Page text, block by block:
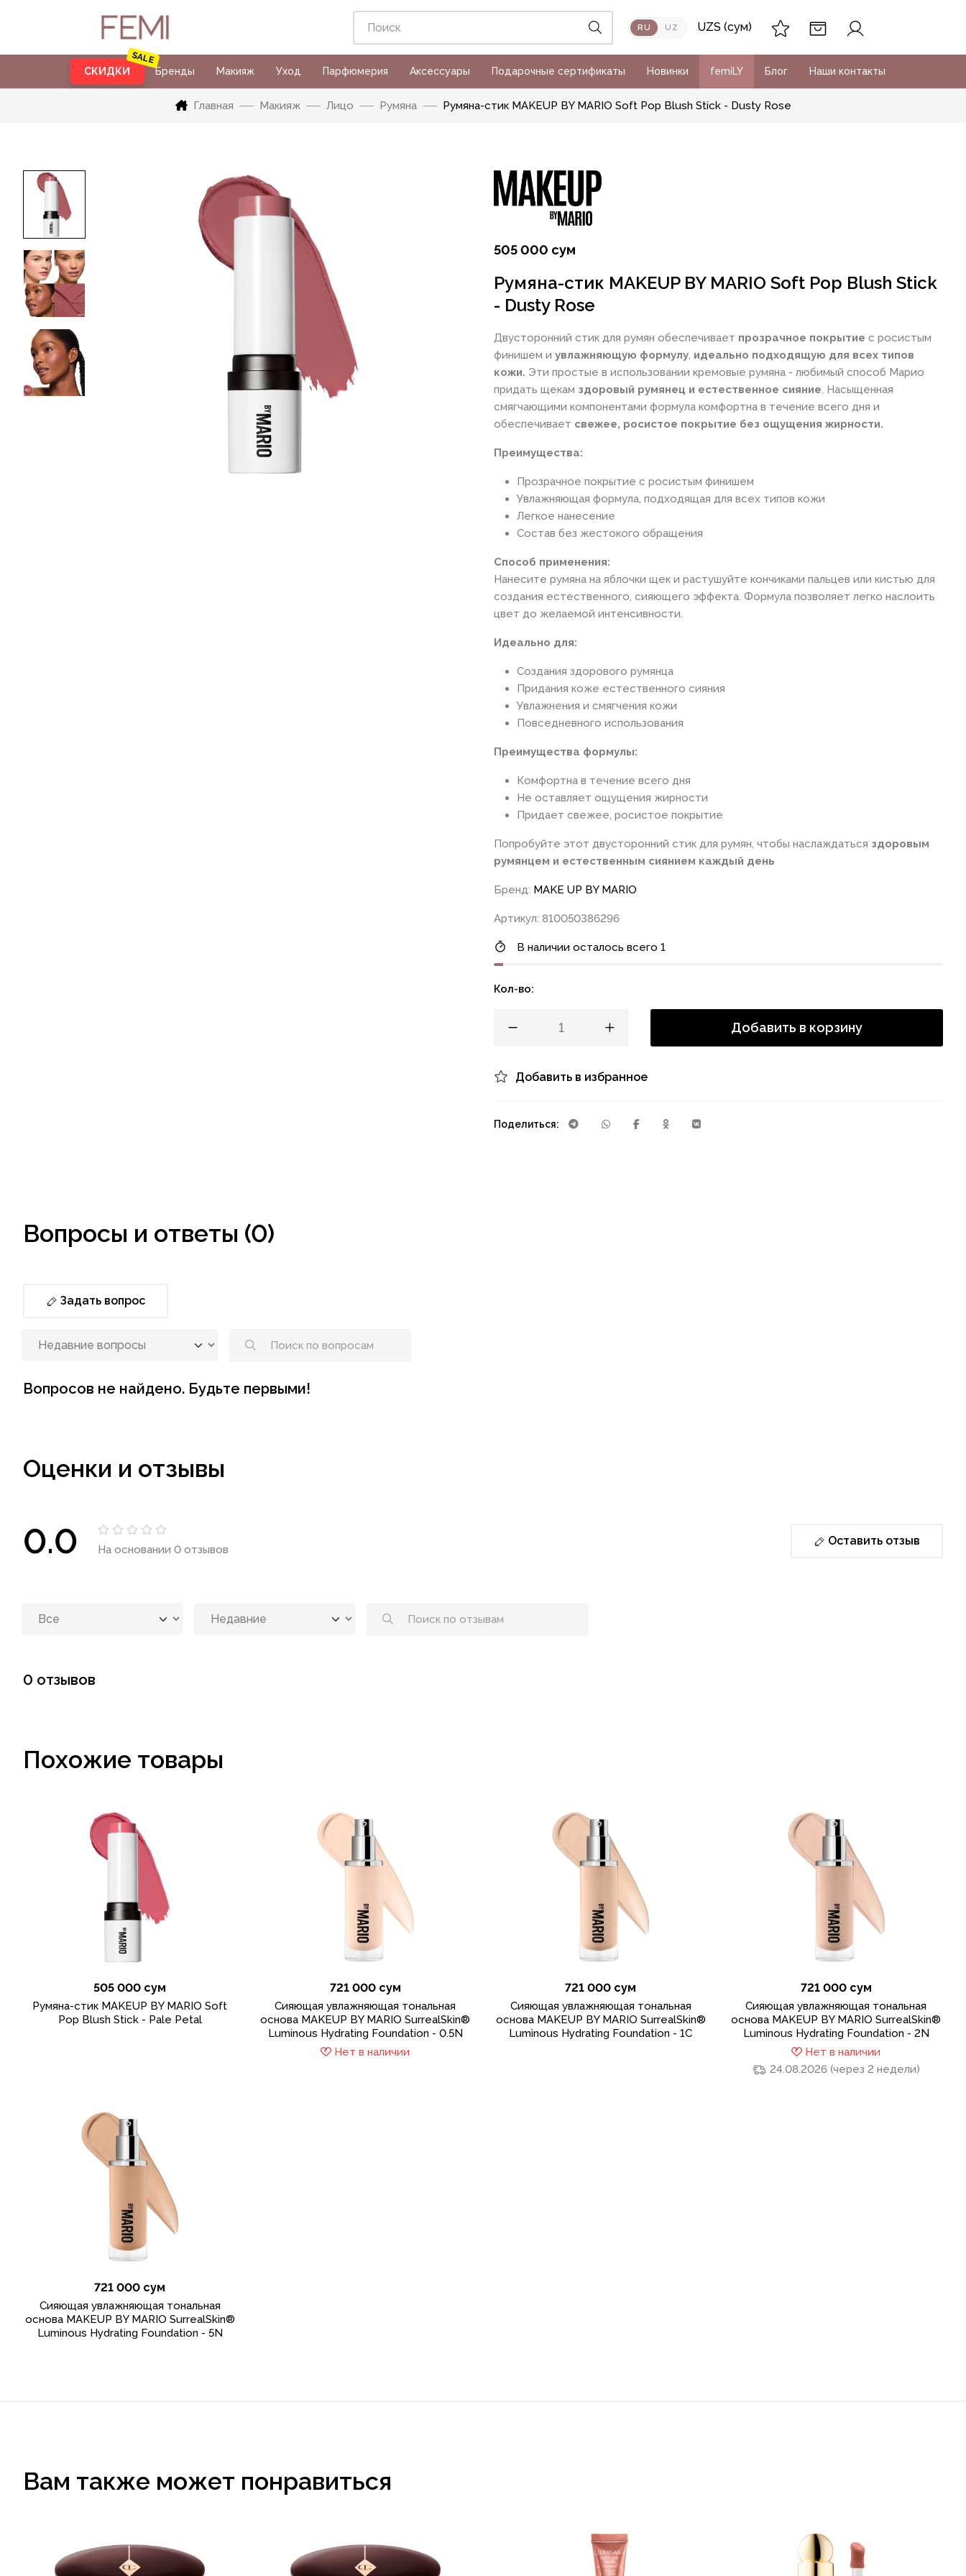
RU UZ UZS (сум)
СКИДКИ Бренды Макияж Уход Парфюмерия Аксессуары Подарочные сертификаты Новинки femiLY Блог Наши контакты
Главная Макияж Лицо Румяна Румяна-стик MAKEUP BY MARIO Soft Pop Blush Stick - Dusty Rose
505 000 сум
Румяна-стик MAKEUP BY MARIO Soft Pop Blush Stick
- Dusty Rose
Двусторонний стик для румян обеспечивает прозрачное покрытие с росистым
финишем и увлажняющую формулу, идеально подходящую для всех типов
кожи. Эти простые в использовании кремовые румяна - любимый способ Марио
придать щекам здоровый румянец и естественное сияние. Насыщенная
смягчающими компонентами формула комфортна в течение всего дня и
обеспечивает свежее, росистое покрытие без ощущения жирности.
Преимущества:
Прозрачное покрытие с росистым финишем
Увлажняющая формула, подходящая для всех типов кожи
Легкое нанесение
Состав без жестокого обращения
Способ применения:
Нанесите румяна на яблочки щек и растушуйте кончиками пальцев или кистью для
создания естественного, сияющего эффекта. Формула позволяет легко наслоить
цвет до желаемой интенсивности.
Идеально для:
Создания здорового румянца
Придания коже естественного сияния
Увлажнения и смягчения кожи
Повседневного использования
Преимущества формулы:
Комфортна в течение всего дня
Не оставляет ощущения жирности
Придает свежее, росистое покрытие
Попробуйте этот двусторонний стик для румян, чтобы наслаждаться здоровым
румянцем и естественным сиянием каждый день
Бренд: MAKE UP BY MARIO
Артикул: 810050386296
В наличии осталось всего 1
Кол-во:
Добавить в корзину
Добавить в избранное
Поделиться:
Вопросы и ответы (0)
Задать вопрос
Вопросов не найдено. Будьте первыми!
Оценки и отзывы
0.0 На основании 0 отзывов
Оставить отзыв
0 отзывов
Похожие товары
505 000 сум
Румяна-стик MAKEUP BY MARIO Soft
Pop Blush Stick - Pale Petal
721 000 сум
Сияющая увлажняющая тональная
основа MAKEUP BY MARIO SurrealSkin®
Luminous Hydrating Foundation - 0.5N
Нет в наличии
721 000 сум
Сияющая увлажняющая тональная
основа MAKEUP BY MARIO SurrealSkin®
Luminous Hydrating Foundation - 1С
721 000 сум
Сияющая увлажняющая тональная
основа MAKEUP BY MARIO SurrealSkin®
Luminous Hydrating Foundation - 2N
Нет в наличии
24.08.2026 (через 2 недели)
721 000 сум
Сияющая увлажняющая тональная
основа MAKEUP BY MARIO SurrealSkin®
Luminous Hydrating Foundation - 5N
Вам также может понравиться